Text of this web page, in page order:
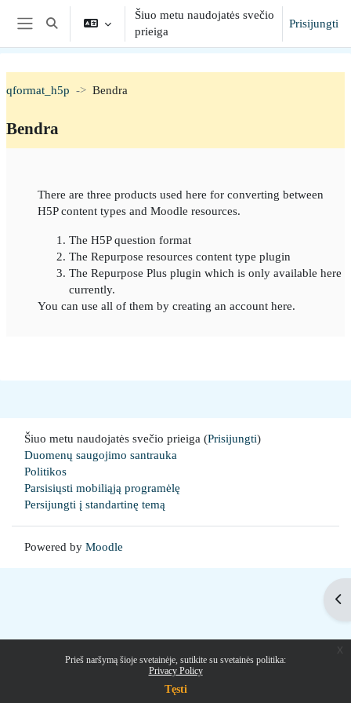
Pereiti į pagrindinį turinį
Prieš naršymą šioje svetainėje, sutikite su svetainės politika:
Privacy Policy
Tęsti
Šoninis skydelis
Toggle search input
Šiuo metu naudojatės svečio
prieiga
Prisijungti
qformat_h5p Bendra
Bendra
There are three products used here for converting between
H5P content types and Moodle resources.
The H5P question format
The Repurpose resources content type plugin
The Repurpose Plus plugin which is only available here
currently.
You can use all of them by creating an account here.
Šiuo metu naudojatės svečio prieiga (Prisijungti)
Duomenų saugojimo santrauka
Politikos
Parsisiųsti mobiliąją programėlę
Persijungti į standartinę temą
Powered by Moodle